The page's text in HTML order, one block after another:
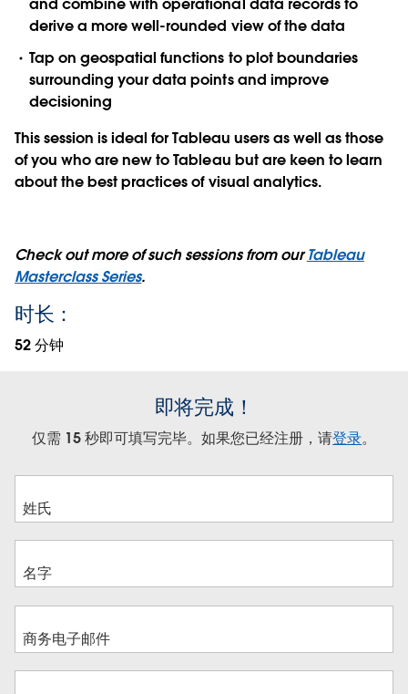
and combine with operational data records to
derive a more well-rounded view of the data
Tap on geospatial functions to plot boundaries
surrounding your data points and improve
decisioning
This session is ideal for Tableau users as well as those
of you who are new to Tableau but are keen to learn
about the best practices of visual analytics.
Check out more of such sessions from ourTableau
Masterclass Series.
时长：
52 分钟
即将完成！
仅需 15 秒即可填写完毕。如果您已经注册，请登录。